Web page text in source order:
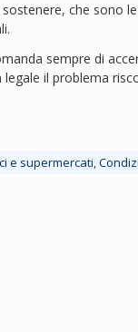
che sono
sempre di
il problema
e supermercati,